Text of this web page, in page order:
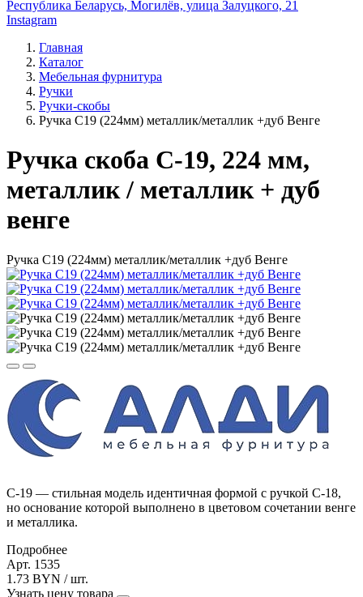
Республика Беларусь, Могилёв, улица Залуцкого, 21
Instagram
Главная
Каталог
Мебельная фурнитура
Ручки
Ручки-скобы
Ручка С19 (224мм) металлик/металлик +дуб Венге
Ручка скоба С-19, 224 мм,
металлик / металлик + дуб
венге
Ручка С19 (224мм) металлик/металлик +дуб Венге
С-19 — стильная модель идентичная формой с ручкой С-18,
но основание которой выполнено в цветовом сочетании венге
и металлика.
Подробнее
Арт. 1535
1.73 BYN / шт.
Узнать цену товара